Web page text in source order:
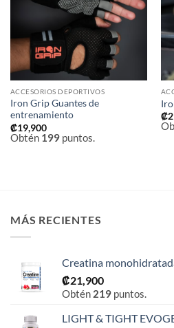
deseos
ACCESORIOS DEPORTIVOS
Iron Grip Guantes de
entrenamiento
₡19,900
Obtén 199puntos.
₡
MÁS RECIENTES
Creatina
₡21,900
Obtén 219 puntos.
LIGHT & TIGHT